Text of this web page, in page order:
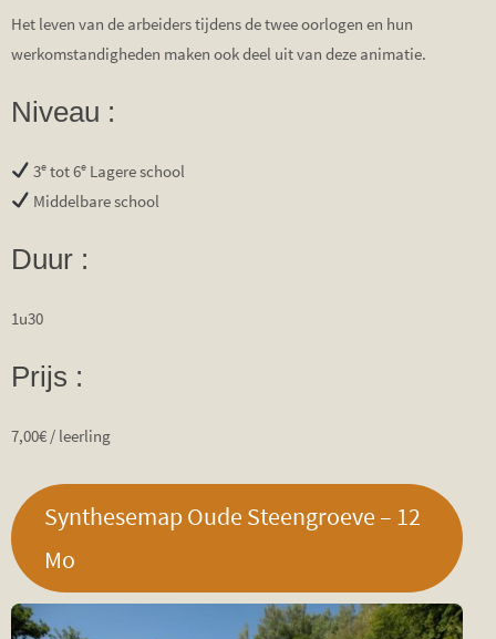
Het leven van de arbeiders tijdens de twee oorlogen en hun
werkomstandigheden maken ook deel uit van deze animatie.
Niveau :
3e tot 6e Lagere school
Middelbare school
Duur :
1u30
Prijs :
7,00€ / leerling
Synthesemap Oude Steengroeve – 12
Mo